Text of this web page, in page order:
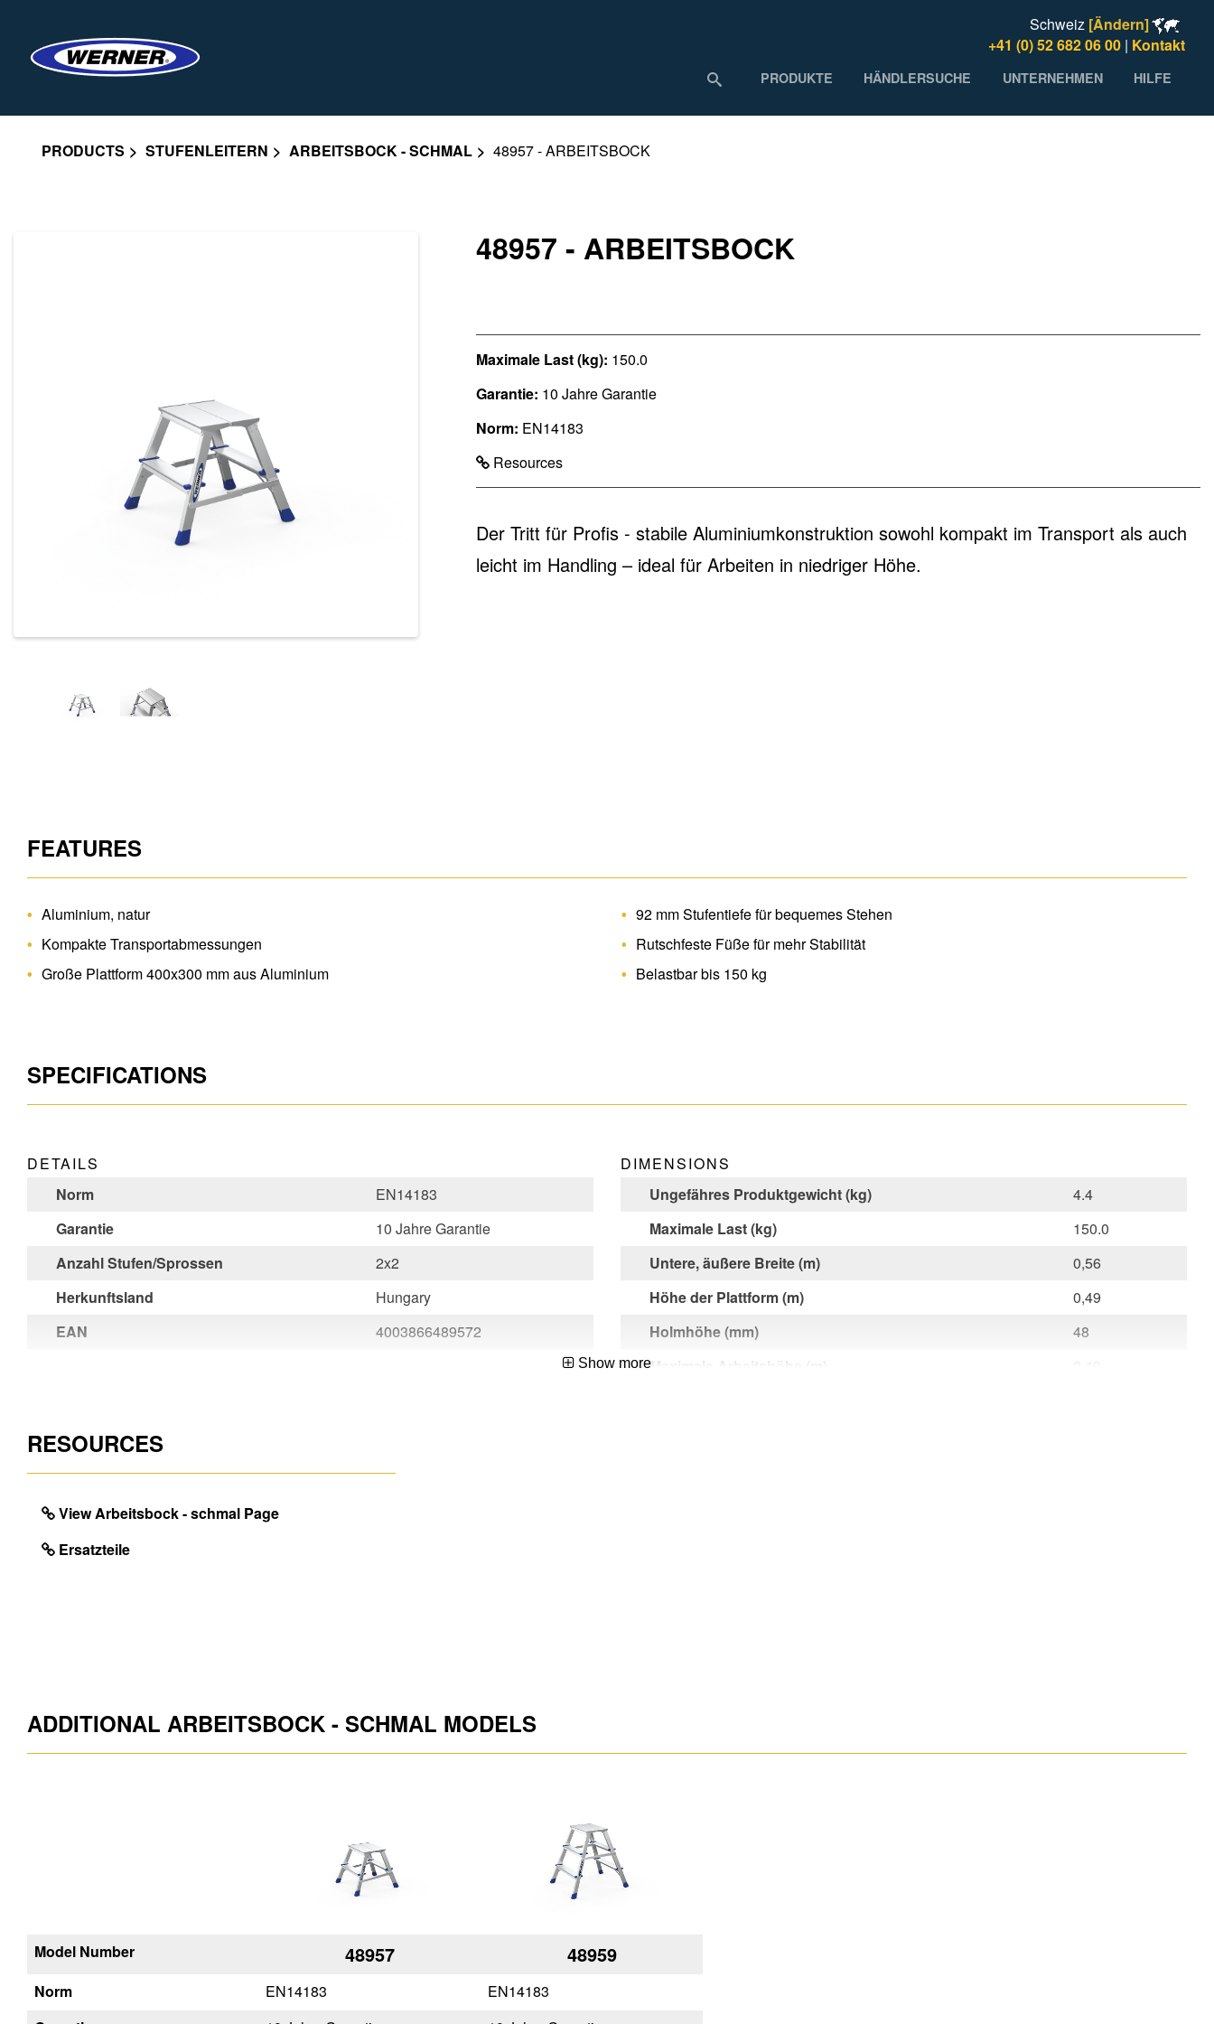
Schweiz [Ändern]
+41 (0) 52 682 06 00 | Kontakt
PRODUKTE HÄNDLERSUCHE UNTERNEHMEN HILFE
PRODUCTS STUFENLEITERN ARBEITSBOCK - SCHMAL 48957 - ARBEITSBOCK
48957 - ARBEITSBOCK
Maximale Last (kg): 150.0
Garantie: 10 Jahre Garantie
Norm: EN14183
Resources
Der Tritt für Profis - stabile Aluminiumkonstruktion sowohl kompakt im Transport als auch
leicht im Handling – ideal für Arbeiten in niedriger Höhe.
FEATURES
Aluminium, natur
Kompakte Transportabmessungen
Große Plattform 400x300 mm aus Aluminium
92 mm Stufentiefe für bequemes Stehen
Rutschfeste Füße für mehr Stabilität
Belastbar bis 150 kg
SPECIFICATIONS
DETAILS
Norm
EN14183
Garantie
10 Jahre Garantie
Anzahl Stufen/Sprossen
2x2
Herkunftsland
Hungary
EAN
4003866489572
DIMENSIONS
Ungefähres Produktgewicht (kg)
4.4
Maximale Last (kg)
150.0
Untere, äußere Breite (m)
0,56
Höhe der Plattform (m)
0,49
Holmhöhe (mm)
48
Maximale Arbeitshöhe (m)
Show more
RESOURCES
View Arbeitsbock - schmal Page
Ersatzteile
ADDITIONAL ARBEITSBOCK - SCHMAL MODELS
Model Number
Norm
48957
EN14183
48959
EN14183